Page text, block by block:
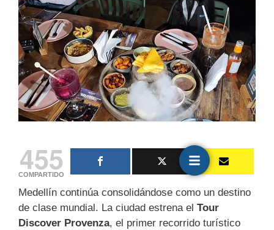
455
COMPARTIDO
Medellín continúa consolidándose como un destino
de clase mundial. La ciudad estrena el Tour
Discover Provenza, el primer recorrido turístico